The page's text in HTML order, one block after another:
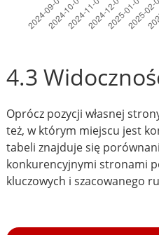
4.3
Oprócz pozycji własnej
też, w którym miejscu jest
tabeli znajduje się
konkurencyjnymi stronami
kluczowych i szacowanego